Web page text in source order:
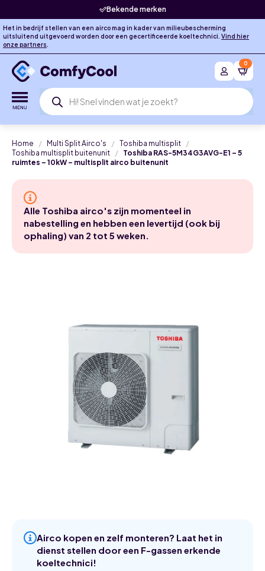
Bekende merken
Het in bedrijf stellen van een airco mag in kader van milieubescherming
uitsluitend uitgevoerd worden door een gecertificeerde koeltechnici. Vind hier
onze partners.
Producten
zoeken
0
Home Multi Split Airco's
Toshiba multisplit
Toshiba multisplit buitenunit
Toshiba RAS-5M34G3AVG-E1 – 5
ruimtes – 10kW – multisplit airco buitenunit
Alle Toshiba airco's zijn momenteel in
nabestelling en hebben een levertijd (ook bij
ophaling) van 2 tot 5 weken.
Airco kopen en zelf monteren? Laat het in
dienst stellen door een F-gassen erkende
koeltechnici!